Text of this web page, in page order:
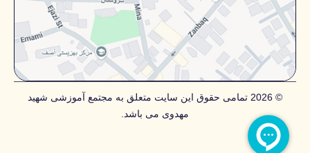
© 2026 تمامی حقوق این سایت متعلق به مجتمع آموزشی شهید
مهدوی می باشد.